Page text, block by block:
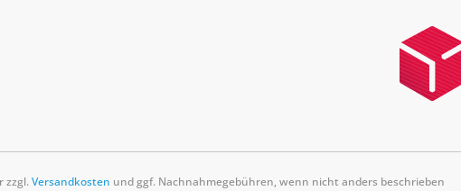
zzgl.Versandkosten und ggf. Nachnahmegebühren, wenn nicht anders beschrieben